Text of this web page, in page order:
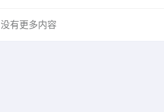
没有更多内容